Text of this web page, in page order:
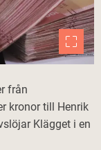
från
kronor till Henrik
Klägget i en